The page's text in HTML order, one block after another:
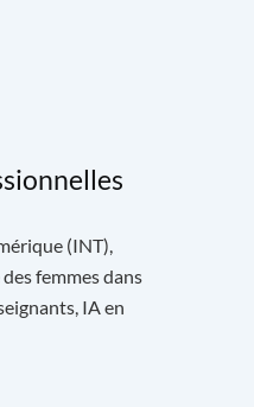
(INT),
femmes dans
IA en